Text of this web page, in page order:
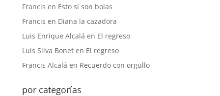
Francis en Esto sí son bolas
Francis en Diana la cazadora
Luis Enrique Alcalá en El regreso
Luis Silva Boneten El regreso
Francis Alcalá en Recuerdo con orgullo
por categorías